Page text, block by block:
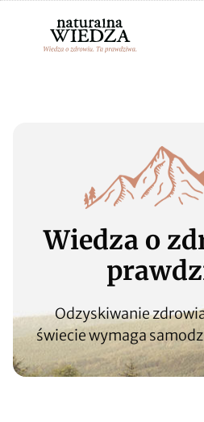
Wiedza o
Odzyskiwanie
świecie wymaga